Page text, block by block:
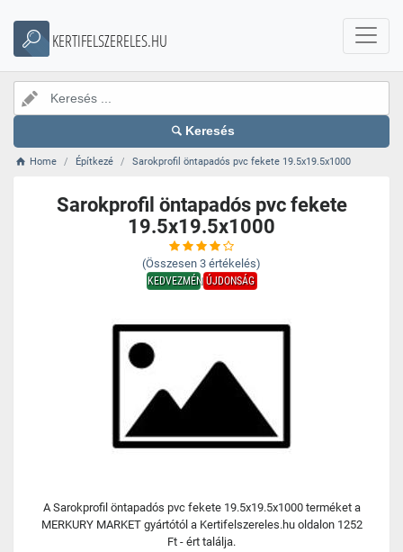
KERTIFELSZERELES.HU
Keresés
Home Építkezé Sarokprofil öntapadós pvc fekete 19.5x19.5x1000
Sarokprofil öntapadós pvc fekete
19.5x19.5x1000
(Összesen 3 értékelés)
KEDVEZMÉNYÚJDONSÁG
A Sarokprofil öntapadós pvc fekete 19.5x19.5x1000 terméket a
MERKURY MARKET gyártótól a Kertifelszereles.hu oldalon 1252
Ft - ért találja.